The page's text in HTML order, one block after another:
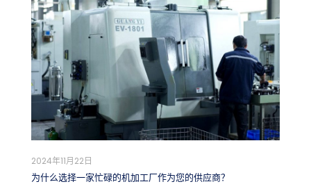
2024年11月22日
为什么选择一家忙碌的机加工厂作为您的供应商？